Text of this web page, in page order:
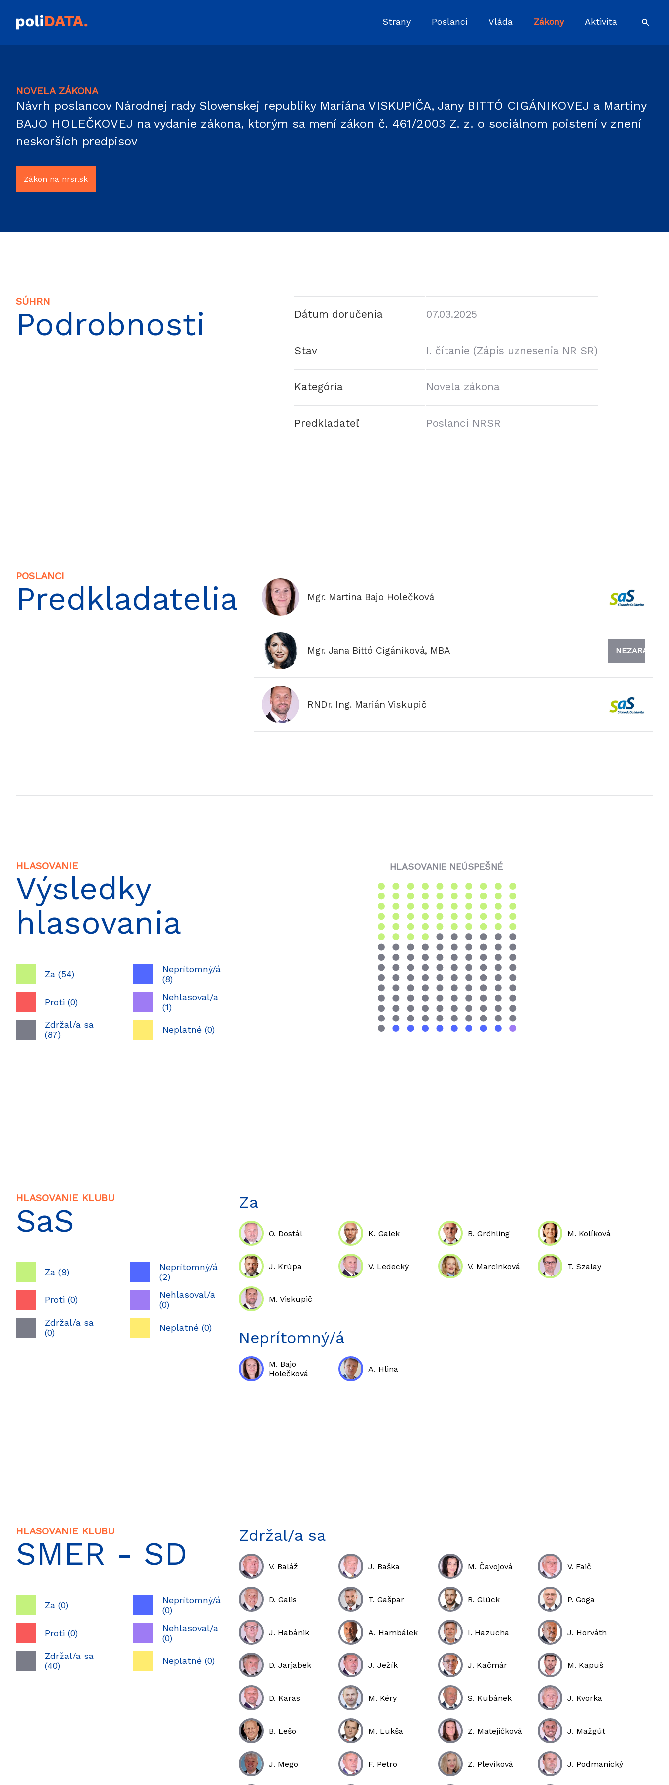
Strany Poslanci Vláda Zákony Aktivita
NOVELA ZÁKONA
Návrh poslancov Národnej rady Slovenskej republiky Mariána VISKUPIČA, Jany BITTÓ CIGÁNIKOVEJ a Martiny
BAJO HOLEČKOVEJ na vydanie zákona, ktorým sa mení zákon č. 461/2003 Z. z. o sociálnom poistení v znení
neskorších predpisov
Zákon na nrsr.sk
SÚHRN
Podrobnosti Dátum doručenia 07.03.2025
Stav I. čítanie (Zápis uznesenia NR SR)
Kategória Novela zákona
Predkladateľ Poslanci NRSR
POSLANCI
Predkladatelia Mgr. Martina Bajo Holečková
Mgr. Jana Bittó Cigániková, MBA NEZARADENÍ
RNDr. Ing. Marián Viskupič
HLASOVANIE
Výsledky
hlasovania
Za (54)
Proti (0)
Zdržal/a sa
(87)
Neprítomný/á
(8)
Nehlasoval/a
(1)
Neplatné (0)
HLASOVANIE NEÚSPEŠNÉ
HLASOVANIE KLUBU
SaS
Za (9)
Proti (0)
Zdržal/a sa
(0)
Neprítomný/á
(2)
Nehlasoval/a
(0)
Neplatné (0)
Za
O. Dostál K. Galek B. Gröhling M. Kolíková
J. Krúpa V. Ledecký V. Marcinková T. Szalay
M. Viskupič
Neprítomný/á
M. Bajo
Holečková
A. Hlina
HLASOVANIE KLUBU
SMER - SD
Za (0)
Proti (0)
Zdržal/a sa
(40)
Neprítomný/á
(0)
Nehlasoval/a
(0)
Neplatné (0)
Zdržal/a sa
V. Baláž J. Baška M. Čavojová V. Faič
D. Galis T. Gašpar R. Glück P. Goga
J. Habánik A. Hambálek I. Hazucha J. Horváth
D. Jarjabek J. Ježík J. Kačmár M. Kapuš
D. Karas M. Kéry S. Kubánek J. Kvorka
B. Lešo M. Lukša Z. Matejičková J. Mažgút
J. Mego F. Petro Z. Plevíková J. Podmanický